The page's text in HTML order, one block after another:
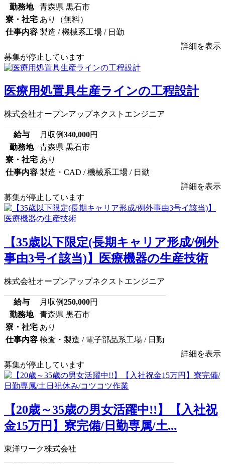
勤務地
青森県 黒石市
寮・社宅 あり（無料）
仕事内容 製造 / 機械系工場 / 日勤
詳細を表示
募集が停止しています
医療用処置具生産ラインの工程設計
株式会社オープンアップネクストエンジニア
給与 月収例340,000円
勤務地
青森県 黒石市
寮・社宅 あり
仕事内容 製造・CAD / 機械系工場 / 日勤
詳細を表示
募集が停止しています
【35歳以下限定(長期キャリア形成/例外
事由3号イ該当)】医療機器の生産技術
株式会社オープンアップネクストエンジニア
給与 月収例250,000円
勤務地
青森県 黒石市
寮・社宅 あり
仕事内容 検査・製造 / 電子部品系工場 / 日勤
詳細を表示
募集が停止しています
【20歳～35歳の男女活躍中!!】【入社祝
金15万円】寮完備/日勤専属/土...
東洋ワーク株式会社